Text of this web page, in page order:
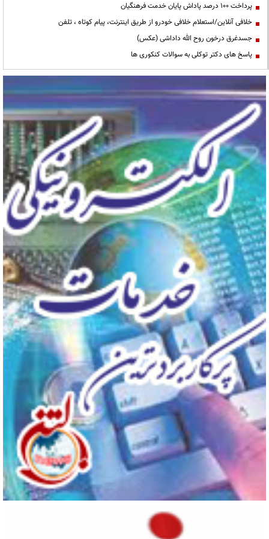
پرداخت ۱۰۰ درصد پاداش پایان خدمت فرهنگیان
خلافی آنلاین/استعلام خلافی خودرو از طریق اینترنت، پیام کوتاه ، تلفن
جسدغرق درخون روح الله داداشی (عکس)
پاسخ های دکتر توکلی به سوالات کنکوری ها